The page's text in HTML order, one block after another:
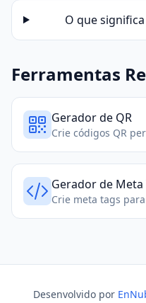
O que
Ferramentas
Gerador de QR
Crie códigos QR
Gerador de Meta
Crie meta tags para
Desenvolvido por